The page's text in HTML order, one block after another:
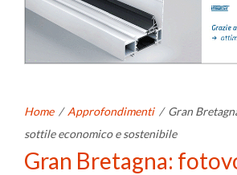
Home / Approfondimenti / Gran
sottile economico e sostenibile
Gran Bretagna: